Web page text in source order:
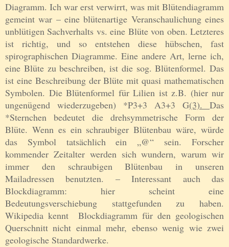
Diagramm. Ich war erst verwirrt, was mit Blütendiagramm
gemeint war – eine blütenartige Veranschaulichung eines
unblütigen Sachverhalts vs. eine Blüte von oben. Letzteres
ist richtig, und so entstehen diese hübschen, fast
spirographischen Diagramme. Eine andere Art, lerne ich,
eine Blüte zu beschreiben, ist die sog. Blütenformel. Das
ist eine Beschreibung der Blüte mit quasi mathematischen
Symbolen. Die Blütenformel für Lilien ist z.B. (hier nur
ungenügend wiederzugeben) *P3+3 A3+3 G(3). Das
*Sternchen bedeutet die drehsymmetrische Form der
Blüte. Wenn es ein schraubiger Blütenbau wäre, würde
das Symbol tatsächlich ein „@“ sein. Forscher
kommender Zeitalter werden sich wundern, warum wir
immer den schraubigen Blütenbau in unseren
Mailadressen benutzten. – Interessant auch das
Blockdiagramm: hier scheint eine
Bedeutungsverschiebung stattgefunden zu haben.
Wikipedia kennt Blockdiagramm für den geologischen
Querschnitt nicht einmal mehr, ebenso wenig wie zwei
geologische Standardwerke.